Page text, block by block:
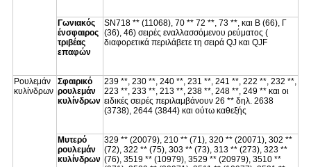
Γωνιακός
ένσφαιρος
τριβέας
επαφών
SN718 ** (11068), 70 ** 72 **, 73 **, και Β (66), Γ
(36), 46) σειρές εναλλασσόμενου ρεύματος (
διαφορετικά περιλάβετε τη σειρά QJ και QJF
Ρουλεμάν
κυλίνδρων
Σφαιρικό
ρουλεμάν
κυλίνδρων
239 **, 230 **, 240 **, 231 **, 241 **, 222 **, 232 **,
223 **, 233 **, 213 **, 238 **, 248 **, 249 ** και οι
ειδικές σειρές περιλαμβάνουν 26 ** δηλ. 2638
(3738), 2644 (3844) και ούτω καθεξής
Μυτερό
ρουλεμάν
κυλίνδρων
329 ** (20079), 210 ** (71), 320 ** (20071), 302 **
(72), 322 ** (75), 303 ** (73), 313 ** (273), 323 **
(76), 3519 ** (10979), 3529 ** (20979), 3510 **